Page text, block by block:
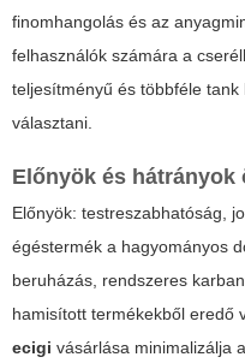
finomhangolás és az
felhasználók számára a
teljesítményű és többféle
választani.
Előnyök és hátrányok
Előnyök: testreszabhatóság,
égéstermék a hagyományos
beruházás, rendszeres
hamisított termékekből eredő
ecigi vásárlása minimalizálja